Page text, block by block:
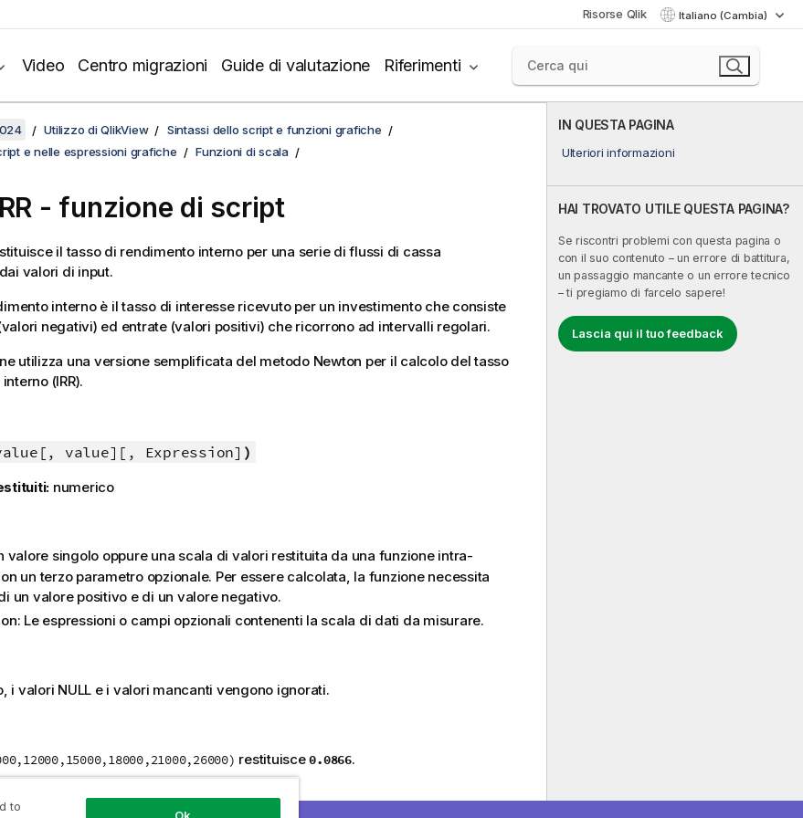
Risorse Qlik Italiano (Cambia)
Video Centro migrazioni Guide di valutazione Riferimenti
IN QUESTA PAGINA
Ulteriori informazioni
HAI TROVATO UTILE QUESTA PAGINA?
Se riscontri problemi con questa pagina o
con il suo contenuto – un errore di battitura,
un passaggio mancante o un errore tecnico
– ti pregiamo di farcelo sapere!
Lascia qui il tuo feedback
Utilizzo di QlikView
Sintassi dello script e funzioni grafiche
e nelle espressioni grafiche
Funzioni di scala
- funzione di script
il tasso di rendimento interno per una serie di flussi di cassa
valori di input.
interno è il tasso di interesse ricevuto per un investimento che consiste
negativi) ed entrate (valori positivi) che ricorrono ad intervalli regolari.
utilizza una versione semplificata del metodo Newton per il calcolo del tasso
(IRR).
value][, Expression] )
numerico
valore singolo oppure una scala di valori restituita da una funzione intra-
un terzo parametro opzionale. Per essere calcolata, la funzione necessita
un valore positivo e di un valore negativo.
: Le espressioni o campi opzionali contenenti la scala di dati da misurare.
i valori NULL e i valori mancanti vengono ignorati.
restituisce0.0866.
to